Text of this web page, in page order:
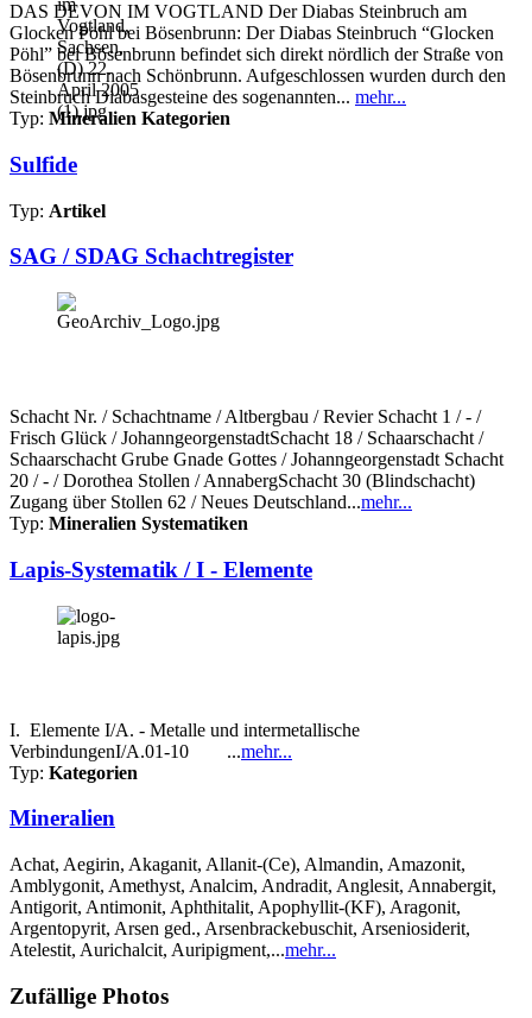
DAS DEVON IM VOGTLAND Der Diabas Steinbruch am
Glocken Pöhl bei Bösenbrunn: Der Diabas Steinbruch “Glocken
Pöhl” bei Bösenbrunn befindet sich direkt nördlich der Straße von
Bösenbrunn nach Schönbrunn. Aufgeschlossen wurden durch den
Steinbruch Diabasgesteine des sogenannten... mehr...
Typ: Mineralien Kategorien
Sulfide
Typ: Artikel
SAG / SDAG Schachtregister
Schacht Nr. / Schachtname / Altbergbau / Revier Schacht 1 / - /
Frisch Glück / JohanngeorgenstadtSchacht 18 / Schaarschacht /
Schaarschacht Grube Gnade Gottes / Johanngeorgenstadt Schacht
20 / - / Dorothea Stollen / AnnabergSchacht 30 (Blindschacht)
Zugang über Stollen 62 / Neues Deutschland...mehr...
Typ: Mineralien Systematiken
Lapis-Systematik / I - Elemente
I. Elemente I/A. - Metalle und intermetallische
VerbindungenI/A.01-10 ...mehr...
Typ: Kategorien
Mineralien
Achat, Aegirin, Akaganit, Allanit-(Ce), Almandin, Amazonit,
Amblygonit, Amethyst, Analcim, Andradit, Anglesit, Annabergit,
Antigorit, Antimonit, Aphthitalit, Apophyllit-(KF), Aragonit,
Argentopyrit, Arsen ged., Arsenbrackebuschit, Arseniosiderit,
Atelestit, Aurichalcit, Auripigment,...mehr...
Zufällige Photos